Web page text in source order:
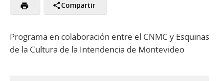
Compartir
Programa en colaboración entre el CNMC y Esquinas
de la Cultura de la Intendencia de Montevideo